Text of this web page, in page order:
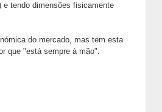
e tendo dimensões fisicamente
do mercado, mas tem esta
que "está sempre à mão".